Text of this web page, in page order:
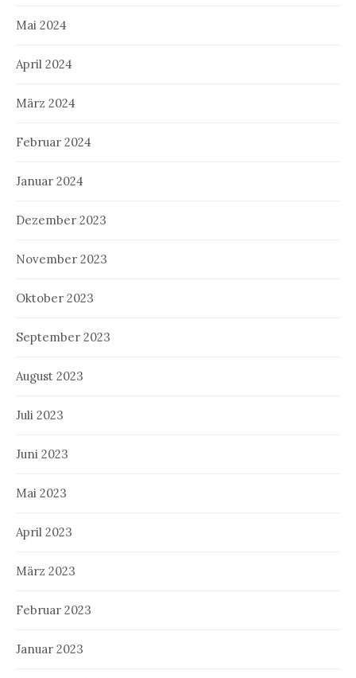
Mai 2024
April 2024
März 2024
Februar 2024
Januar 2024
Dezember 2023
November 2023
Oktober 2023
September 2023
August 2023
Juli 2023
Juni 2023
Mai 2023
April 2023
März 2023
Februar 2023
Januar 2023